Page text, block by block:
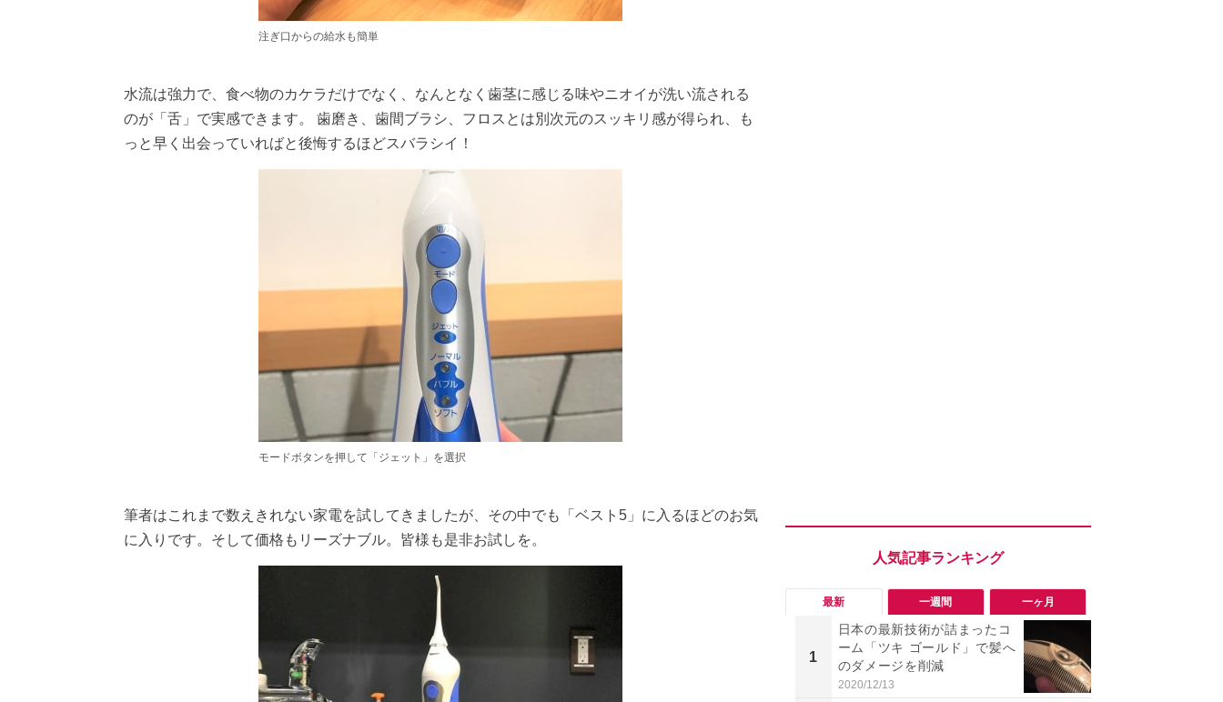
注ぎ口からの給水も簡単
水流は強力で、食べ物のカケラだけでなく、なんとなく歯茎に感じる味やニオイが洗い流される
のが「舌」で実感できます。
歯磨き、歯間ブラシ、フロスとは別次元のスッキリ感が得られ、も
っと早く出会っていればと後悔するほどスバラシイ！
モードボタンを押して「ジェット」を選択
筆者はこれまで数えきれない家電を試してきましたが、その中でも「ベスト5」に入るほどのお気
に入りです。そして価格もリーズナブル。皆様も是非お試しを。
最新 一週間 一ヶ月
1
日本の最新技術が詰まったコ
ーム「ツキ ゴールド」で髪へ
のダメージを削減
2020/12/13